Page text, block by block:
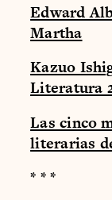
Edward
Martha
Kazuo
Literatura
Las cinco
literarias
* * *